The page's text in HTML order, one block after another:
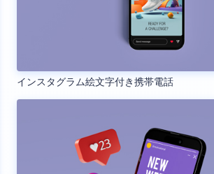
インスタグラム絵文字付き携帯電話